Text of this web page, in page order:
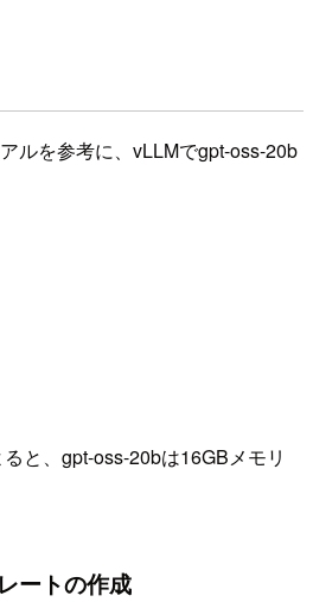
ルを参考に、vLLMでgpt-oss-20b
と、gpt-oss-20bは16GBメモリ
ートの作成